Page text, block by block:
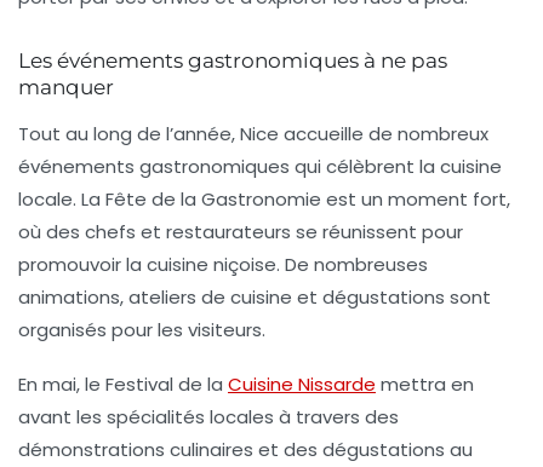
Les événements gastronomiques à ne pas
manquer
Tout au long de l’année, Nice accueille de nombreux
événements gastronomiques qui célèbrent la cuisine
locale. La Fête de la Gastronomie est un moment fort,
où des chefs et restaurateurs se réunissent pour
promouvoir la cuisine niçoise. De nombreuses
animations, ateliers de cuisine et dégustations sont
organisés pour les visiteurs.
En mai, le Festival de la Cuisine Nissarde mettra en
avant les spécialités locales à travers des
démonstrations culinaires et des dégustations au